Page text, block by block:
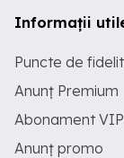
Informații
Puncte de
Anunț Premium
Abonament VIP
Anunț promo